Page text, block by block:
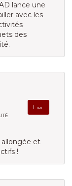
lance une
avec les
des
Lire
allongée et
!